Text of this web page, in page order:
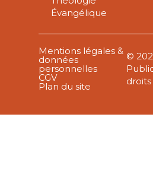
Évangélique
Mentions légales &
données
personnelles
CGV
Plan du site
©
droits